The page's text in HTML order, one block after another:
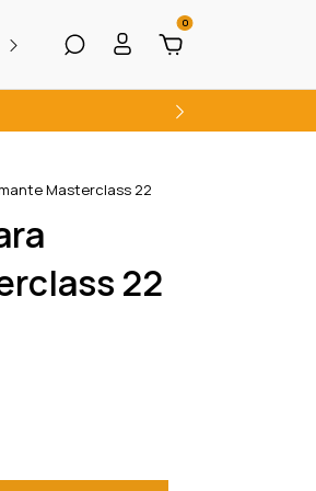
com descontos exclusivos
0
Masterclass 22
22